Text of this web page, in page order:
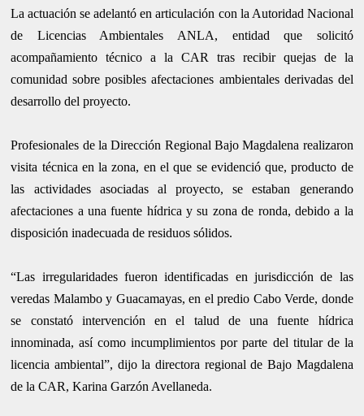
La actuación se adelantó en articulación con la Autoridad Nacional
de Licencias Ambientales ANLA, entidad que solicitó
acompañamiento técnico a la CAR tras recibir quejas de la
comunidad sobre posibles afectaciones ambientales derivadas del
desarrollo del proyecto.
Profesionales de la Dirección Regional Bajo Magdalena realizaron
visita técnica en la zona, en el que se evidenció que, producto de
las actividades asociadas al proyecto, se estaban generando
afectaciones a una fuente hídrica y su zona de ronda, debido a la
disposición inadecuada de residuos sólidos.
“Las irregularidades fueron identificadas en jurisdicción de las
veredas Malambo y Guacamayas, en el predio Cabo Verde, donde
se constató intervención en el talud de una fuente hídrica
innominada, así como incumplimientos por parte del titular de la
licencia ambiental”, dijo la directora regional de Bajo Magdalena
de la CAR, Karina Garzón Avellaneda.